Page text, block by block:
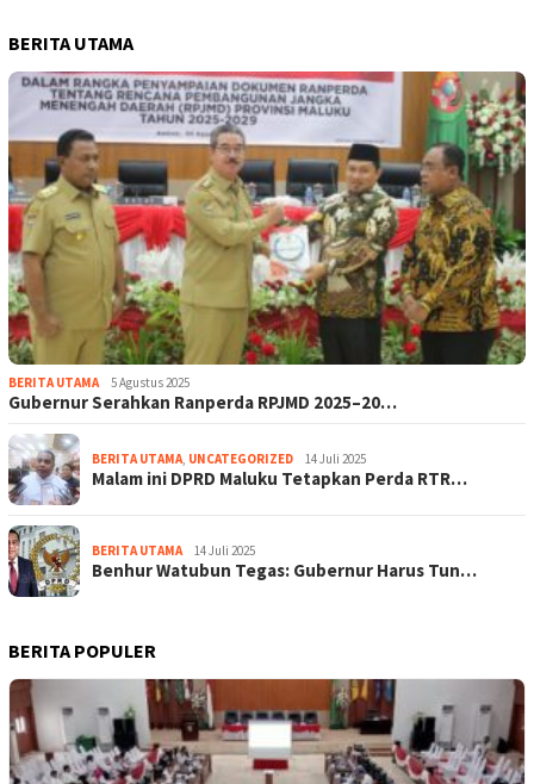
BERITA UTAMA
BERITA UTAMA 5 Agustus 2025
Gubernur Serahkan Ranperda RPJMD 2025–20…
BERITA UTAMA, UNCATEGORIZED 14 Juli 2025
Malam ini DPRD Maluku Tetapkan Perda RTR…
BERITA UTAMA 14 Juli 2025
Benhur Watubun Tegas: Gubernur Harus Tun…
BERITA POPULER